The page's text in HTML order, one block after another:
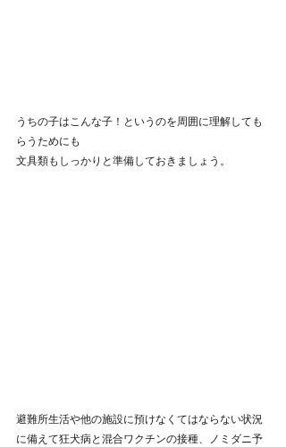
うちの子はこんな子！というのを周囲に理解しても
らうためにも
文具類もしっかりと準備しておきましょう。
避難所生活や他の施設に預けなくてはならない状況
に備えて狂犬病と混合ワクチンの接種、ノミダニ予